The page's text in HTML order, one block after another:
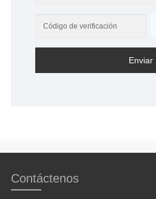
Enviar
Contáctenos